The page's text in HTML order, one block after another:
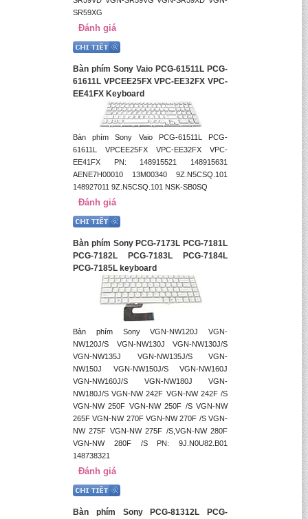
SR59XG
Đánh giá
Bàn phím Sony Vaio PCG-61511L PCG-
61611L VPCEE25FX VPC-EE32FX VPC-
EE41FX Keyboard
Bàn phím Sony Vaio PCG-61511L PCG-
61611L VPCEE25FX VPC-EE32FX VPC-
EE41FX PN: 148915521 148915631
AENE7H00010 13M00340 9Z.N5CSQ.101
148927011 9Z.N5CSQ.101 NSK-SB0SQ
Đánh giá
Bàn phím Sony PCG-7173L PCG-7181L
PCG-7182L PCG-7183L PCG-7184L
PCG-7185L keyboard
Bàn phím Sony VGN-NW120J VGN-
NW120J/S VGN-NW130J VGN-NW130J/S
VGN-NW135J VGN-NW135J/S VGN-
NW150J VGN-NW150J/S VGN-NW160J
VGN-NW160J/S VGN-NW180J VGN-
NW180J/S VGN-NW 242F VGN-NW 242F /S
VGN-NW 250F VGN-NW 250F /S VGN-NW
265F VGN-NW 270F VGN-NW 270F /S VGN-
NW 275F VGN-NW 275F /S,VGN-NW 280F
VGN-NW 280F /S PN: 9J.N0U82.B01
148738321
Đánh giá
Bàn phím Sony PCG-81312L PCG-